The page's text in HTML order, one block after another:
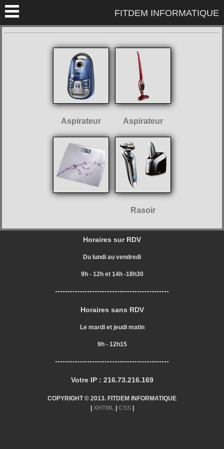
FITDEM INFORMATIQUE
Aspirateur Aspirateur
Rasoir
Horaires sur RDV
Du lundi au vendredi
9h - 12h et 14h -18h30
Horaires sans RDV
Le mardi et jeudi matin
9h - 12h15
Votre IP : 216.73.216.169
COPYRIGHT © 2013. FITDEM INFORMATIQUE
XHTML| CSS|